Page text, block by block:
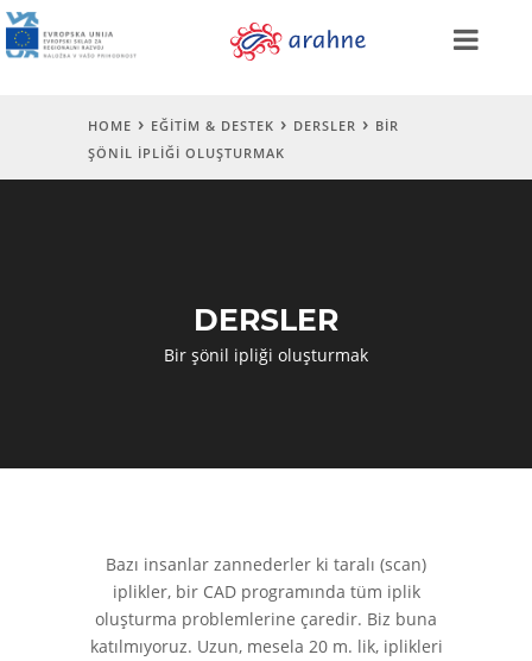
HOME EĞITIM & DESTEK DERSLER
BIR
ŞÖNIL IPLIĞI OLUŞTURMAK
DERSLER
Bir şönil ipliği oluşturmak
Bazı insanlar zannederler ki taralı (scan)
iplikler, bir CAD programında tüm iplik
oluşturma problemlerine çaredir. Biz buna
katılmıyoruz. Uzun, mesela 20 m. lik, iplikleri